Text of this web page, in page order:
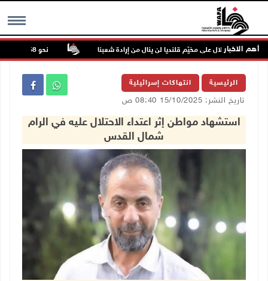
MENU أهم الاخبار
الاحتلال على مخيّم قلنديا لن ينال من إرادة شعبنا نحو 58 ألف إصابة بجدري الماء في قطاع غزة منذ بداية العام
الرئيسية انتهاكات إسرائيلية
تاريخ النشر: 15/10/2025 08:40 ص
استشهاد مواطن إثر اعتداء الاحتلال عليه في الرام
شمال القدس